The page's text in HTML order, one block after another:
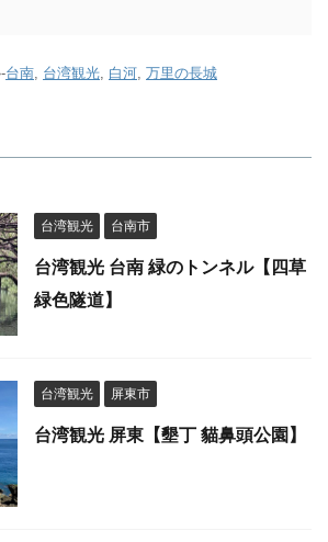
-台南 台湾観光 白河 万里の長城
台湾観光 台南市
台湾観光 台南 緑のトンネル【四草
緑色隧道】
台湾観光 屏東市
台湾観光 屏東【墾丁 貓鼻頭公園】